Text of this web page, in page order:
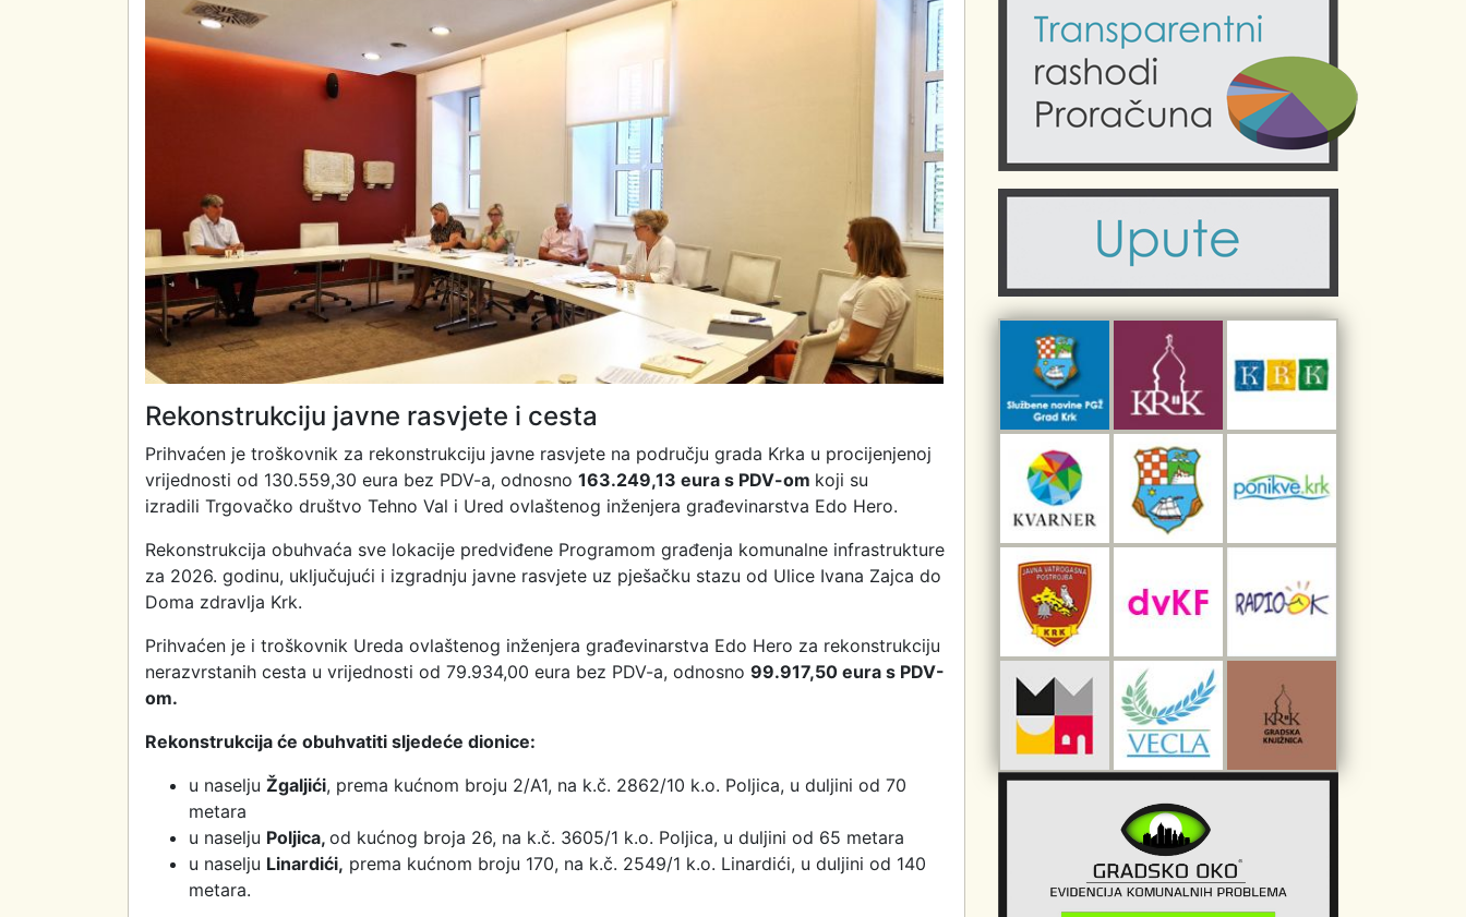
Rekonstrukciju javne rasvjete i cesta
Prihvaćen je troškovnik za rekonstrukciju javne rasvjete na području grada Krka u procijenjenoj
vrijednosti od 130.559,30 eura bez PDV-a, odnosno 163.249,13 eura s PDV-om koji su
izradili Trgovačko društvo Tehno Val i Ured ovlaštenog inženjera građevinarstva Edo Hero.
Rekonstrukcija obuhvaća sve lokacije predviđene Programom građenja komunalne infrastrukture
za 2026. godinu, uključujući i izgradnju javne rasvjete uz pješačku stazu od Ulice Ivana Zajca do
Doma zdravlja Krk.
Prihvaćen je i troškovnik Ureda ovlaštenog inženjera građevinarstva Edo Hero za rekonstrukciju
nerazvrstanih cesta u vrijednosti od 79.934,00 eura bez PDV-a, odnosno 99.917,50 eura s PDV-
om.
Rekonstrukcija će obuhvatiti sljedeće dionice:
u naselju Žgaljići, prema kućnom broju 2/A1, na k.č. 2862/10 k.o. Poljica, u duljini od 70
metara
u naselju Poljica, od kućnog broja 26, na k.č. 3605/1 k.o. Poljica, u duljini od 65 metara
u naselju Linardići, prema kućnom broju 170, na k.č. 2549/1 k.o. Linardići, u duljini od 140
metara.
Obrazovanje
Komunalne usluge
Civilni sektor (arhiva udruga)
Sport i rekreacija
Krk uživo
Fotogalerije
Kalendar događanja
Turistička zajednica otoka Krka
Kulturno-turistička ruta Putovima Frankopana
Dar iz Krka
Interpretacijski centar pomorske baštine